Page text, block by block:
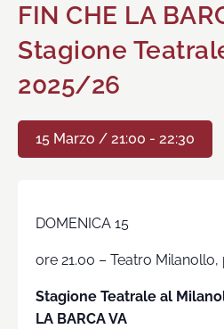
FIN CHE LA
Stagione
2025/26
15 Marzo / 21:00 - 22:30
DOMENICA 15
ore 21.00 – Teatro Milanollo,
Stagione Teatrale al
LA BARCA VA